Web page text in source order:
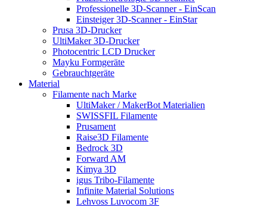
Professionelle 3D-Scanner - EinScan
Einsteiger 3D-Scanner - EinStar
Prusa 3D-Drucker
UltiMaker 3D-Drucker
Photocentric LCD Drucker
Mayku Formgeräte
Gebrauchtgeräte
Material
Filamente nach Marke
UltiMaker / MakerBot Materialien
SWISSFIL Filamente
Prusament
Raise3D Filamente
Bedrock 3D
Forward AM
Kimya 3D
igus Tribo-Filamente
Infinite Material Solutions
Lehvoss Luvocom 3F